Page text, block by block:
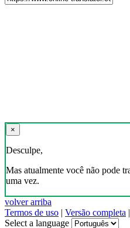
×
Desculpe,
Mas atualmente você não pode
uma vez.
volver arriba
Termos de uso | Versão completa |
Select a language